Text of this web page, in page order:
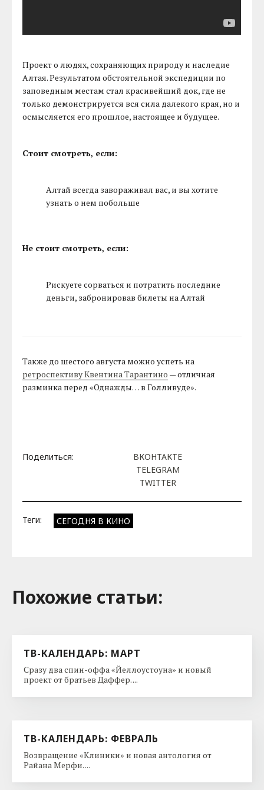
Проект о людях, сохраняющих природу и наследие
Алтая. Результатом обстоятельной экспедиции по
заповедным местам стал красивейший док, где не
только демонстрируется вся сила далекого края, но и
осмысляется его прошлое, настоящее и будущее.
Стоит смотреть, если:
Алтай всегда завораживал вас, и вы хотите
узнать о нем побольше
Не стоит смотреть, если:
Рискуете сорваться и потратить последние
деньги, забронировав билеты на Алтай
Также до шестого августа можно успеть на
ретроспективу Квентина Тарантино — отличная
разминка перед «Однажды… в Голливуде».
Поделиться:
ВКОНТАКТЕ
TELEGRAM
TWITTER
Теги: СЕГОДНЯ В КИНО
Похожие cтатьи:
ТВ-КАЛЕНДАРЬ: МАРТ
Сразу два спин-оффа «Йеллоустоуна» и новый
проект от братьев Даффер. ...
ТВ-КАЛЕНДАРЬ: ФЕВРАЛЬ
Возвращение «Клиники» и новая антология от
Райана Мерфи. ...